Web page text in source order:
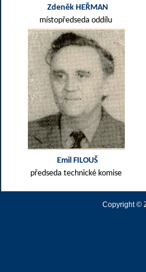
Zdeněk HEŘMAN
místopředseda oddílu
Emil FILOUŠ
předseda technické komise
Copyright ©